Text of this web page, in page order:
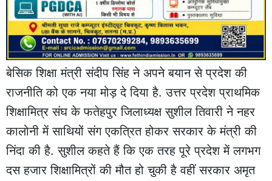
बेसिक शिक्षा मंत्री संदीप सिंह ने अपने बयान से प्रदेश की
राजनीति को एक नया मोड़ दे दिया है. उत्तर प्रदेश प्राथमिक
शिक्षामित्र संघ के फतेहपुर जिलाध्यक्ष सुशील तिवारी ने नहर
कालोनी में साथियों संग एकत्रित होकर सरकार के मंत्री की
निंदा की है. सुशील कहते हैं कि एक तरह पूरे प्रदेश में लगभग
दस हजार शिक्षामित्रों की मौत हो चुकी है वहीं सरकार अमृत